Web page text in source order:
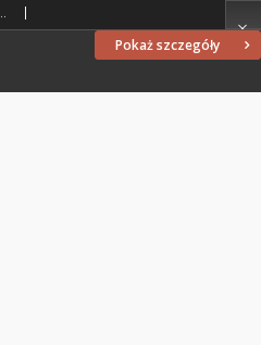
Pokaż szczegóły
mazurskiej, 1949, nr 300